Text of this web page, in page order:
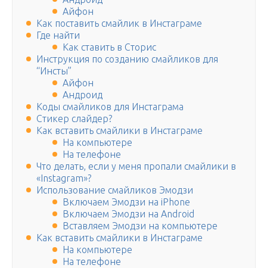
Айфон
Как поставить смайлик в Инстаграме
Где найти
Как ставить в Сторис
Инструкция по созданию смайликов для
“Инсты”
Айфон
Андроид
Коды смайликов для Инстаграма
Стикер слайдер?
Как вставить смайлики в Инстаграме
На компьютере
На телефоне
Что делать, если у меня пропали смайлики в
«Instagram»?
Использование смайликов Эмодзи
Включаем Эмодзи на iPhone
Включаем Эмодзи на Android
Вставляем Эмодзи на компьютере
Как вставить смайлики в Инстаграме
На компьютере
На телефоне